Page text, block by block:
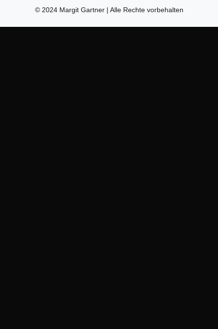
© 2024 Margit Gartner | Alle Rechte vorbehalten